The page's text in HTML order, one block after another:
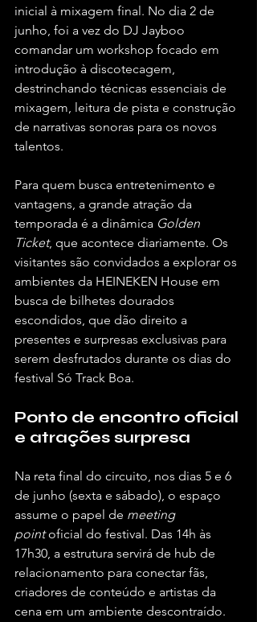
inicial à mixagem final. No dia 2 de
junho, foi a vez do DJ Jayboo
comandar um workshop focado em
introdução à discotecagem,
destrinchando técnicas essenciais de
mixagem, leitura de pista e construção
de narrativas sonoras para os novos
talentos.
Para quem busca entretenimento e
vantagens, a grande atração da
temporada é a dinâmica Golden
Ticket, que acontece diariamente. Os
visitantes são convidados a explorar os
ambientes da HEINEKEN House em
busca de bilhetes dourados
escondidos, que dão direito a
presentes e surpresas exclusivas para
serem desfrutados durante os dias do
festival Só Track Boa.
Ponto de encontro oficial
e atrações surpresa
Na reta final do circuito, nos dias 5 e 6
de junho (sexta e sábado), o espaço
assume o papel de meeting
point oficial do festival. Das 14h às
17h30, a estrutura servirá de hub de
relacionamento para conectar fãs,
criadores de conteúdo e artistas da
cena em um ambiente descontraído.